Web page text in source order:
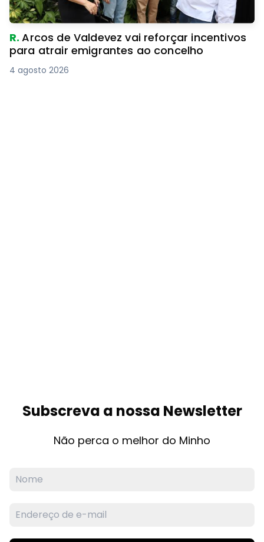
R.Arcos de Valdevez vai reforçar incentivos
para atrair emigrantes ao concelho
4 agosto 2026
Subscreva a nossa Newsletter
Não perca o melhor do Minho